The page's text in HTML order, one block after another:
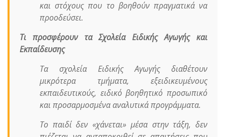
και στόχους που το βοηθούν πραγματικά να
προοδεύσει.
Τι προσφέρουν τα Σχολεία Ειδικής Αγωγής και
Εκπαίδευσης
Τα σχολεία Ειδικής Αγωγής διαθέτουν
μικρότερα τμήματα, εξειδικευμένους
εκπαιδευτικούς, ειδικό βοηθητικό προσωπικό
και προσαρμοσμένα αναλυτικά προγράμματα.
Το παιδί δεν «χάνεται» μέσα στην τάξη, δεν